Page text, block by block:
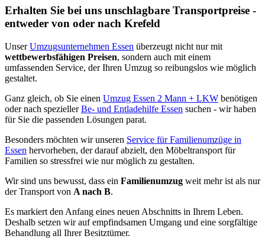
Erhalten Sie bei uns unschlagbare Transportpreise -
entweder von oder nach Krefeld
UnserUmzugsunternehmen Essen überzeugt nicht nur mit
wettbewerbsfähigen Preisen, sondern auch mit einem
umfassenden Service, der Ihren Umzug so reibungslos wie möglich
gestaltet.
Ganz gleich, ob Sie einen Umzug Essen 2 Mann + LKW benötigen
oder nach speziellerBe- und Entladehilfe Essen suchen - wir haben
für Sie die passenden Lösungen parat.
Besonders möchten wir unseren Service für Familienumzüge in
Essen hervorheben, der darauf abzielt, den Möbeltransport für
Familien so stressfrei wie nur möglich zu gestalten.
Wir sind uns bewusst, dass ein Familienumzug weit mehr ist als nur
der Transport von A nach B.
Es markiert den Anfang eines neuen Abschnitts in Ihrem Leben.
Deshalb setzen wir auf empfindsamen Umgang und eine sorgfältige
Behandlung all Ihrer Besitztümer.